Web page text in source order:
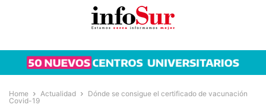
Home Actualidad
Dónde se consigue el certificado de vacunación
Covid-19